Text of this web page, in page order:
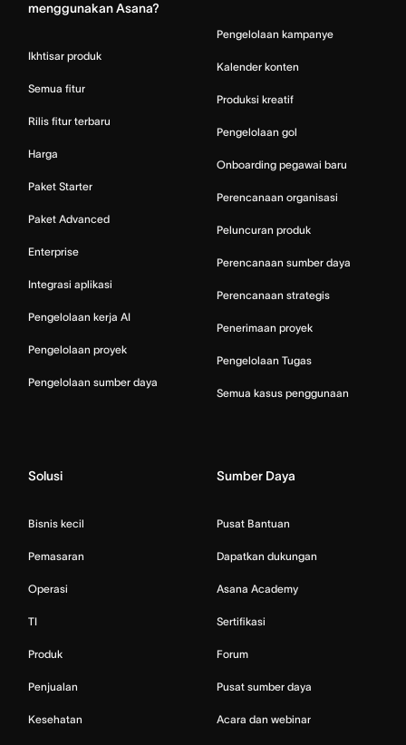
menggunakan Asana?
Ikhtisar produk
Semua fitur
Rilis fitur terbaru
Harga
Paket Starter
Paket Advanced
Enterprise
Integrasi aplikasi
Pengelolaan kerja AI
Pengelolaan proyek
Pengelolaan sumber daya
Pengelolaan kampanye
Kalender konten
Produksi kreatif
Pengelolaan gol
Onboarding pegawai baru
Perencanaan organisasi
Peluncuran produk
Perencanaan sumber daya
Perencanaan strategis
Penerimaan proyek
Pengelolaan Tugas
Semua kasus penggunaan
Solusi
Bisnis kecil
Pemasaran
Operasi
TI
Produk
Penjualan
Kesehatan
Sumber Daya
Pusat Bantuan
Dapatkan dukungan
Asana Academy
Sertifikasi
Forum
Pusat sumber daya
Acara dan webinar